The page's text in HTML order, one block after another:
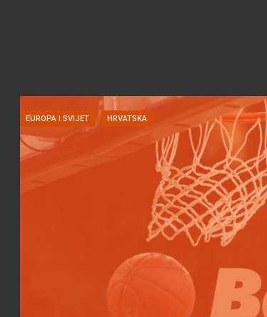
EUROPA I SVIJET HRVATSKA